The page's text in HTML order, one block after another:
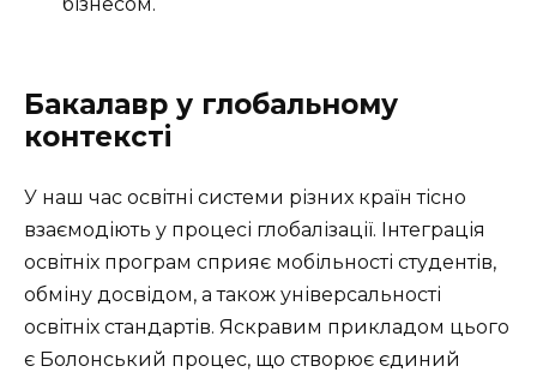
Бакалавр у глобальному
контексті
У наш час освітні системи різних країн тісно
взаємодіють у процесі глобалізації. Інтеграція
освітніх програм сприяє мобільності студентів,
обміну досвідом, а також універсальності
освітніх стандартів. Яскравим прикладом цього
є Болонський процес, що створює єдиний